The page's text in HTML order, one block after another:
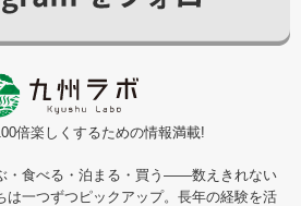
倍楽しくするための情報満載!
・食べる・泊まる・買う――数えきれない
は一つずつピックアップ。長年の経験を活